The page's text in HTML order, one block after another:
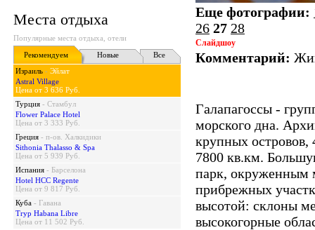
Места отдыха
Популярные места отдыха, отели
Рекомендуем
Новые
Все
Израиль - Эйлат
Astral Village
Цена от 3 636 Руб.
Турция - Стамбул
Flower Palace Hotel
Цена от 3 333 Руб.
Греция - п-ов. Халкидики
Sithonia Thalasso & Spa
Цена от 5 939 Руб.
Испания - Барселона
Hotel HCC Regente
Цена от 9 817 Руб.
Куба - Гавана
Tryp Habana Libre
Цена от 11 502 Руб.
Еще фотографии:
26 27 28
Слайдшоу
Комментарий:
Галапагосcы -
морского дна.
крупных
7800 кв.км.
парк, окруженным
прибрежных
высотой: склоны
высокогорные